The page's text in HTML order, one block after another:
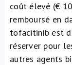
coût élevé (€
remboursé en
tofacitinib est
réserver pour
autres agents